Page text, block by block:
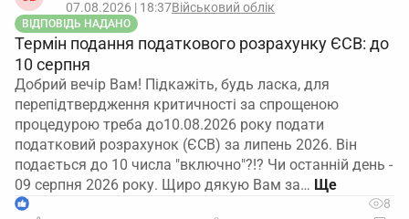
07.08.2026 | 18:37Військовий облік
ВІДПОВІДЬ НАДАНО
Термін подання податкового розрахунку ЄСВ: до
10 серпня
Добрий вечір Вам! Підкажіть, будь ласка, для
перепідтвердження критичності за спрощеною
процедурою треба до10.08.2026 року подати
податковий розрахунок (ЄСВ) за липень 2026. Він
подається до 10 числа "включно"?!? Чи останній день -
09 серпня 2026 року. Щиро дякую Вам за…
1 8